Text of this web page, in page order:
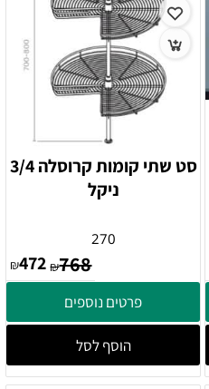
סט שתי קומות קרוסלה 3/4
ניקל
270
₪768
₪472
פרטים נוספים
הוסף לסל